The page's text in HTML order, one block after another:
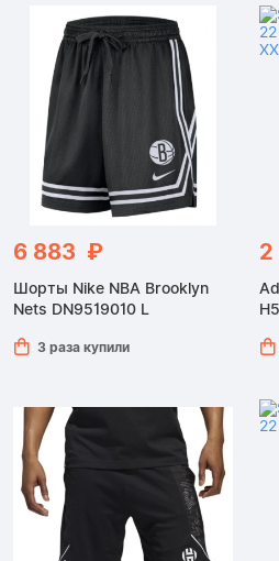
6 883 ₽
Шорты Nike NBA Brooklyn
Nets DN9519010 L
3 раза купили
2